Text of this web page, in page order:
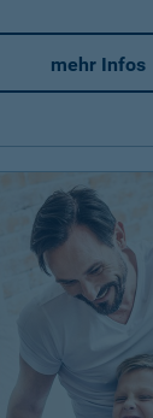
mehr Infos